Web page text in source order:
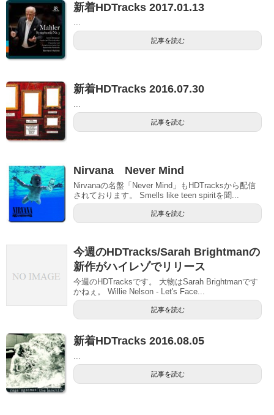
新着HDTracks 2017.01.13
記事を読む
新着HDTracks 2016.07.30
記事を読む
Nirvana Never Mind
Nirvanaの名盤「Never Mind」もHDTracksから配信
されております。 Smells like teen spiritを聞...
記事を読む
今週のHDTracks/Sarah Brightmanの
新作がハイレゾでリリース
今週のHDTracksです。 大物はSarah Brightmanです
かねぇ。 Willie Nelson - Let's Face...
記事を読む
新着HDTracks 2016.08.05
記事を読む